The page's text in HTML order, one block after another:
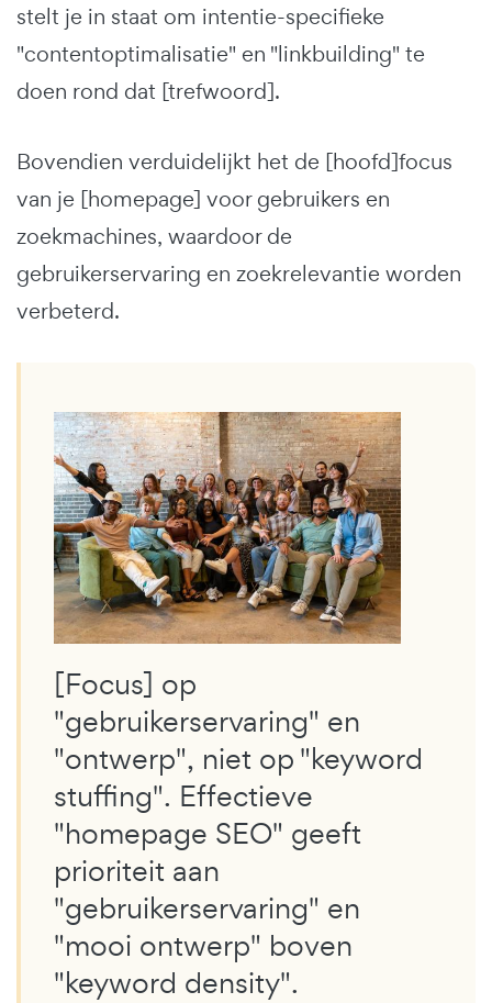
stelt je in staat om intentie-specifieke
"contentoptimalisatie" en "linkbuilding" te
doen rond dat [trefwoord].
Bovendien verduidelijkt het de [hoofd]focus
van je [homepage] voor gebruikers en
zoekmachines, waardoor de
gebruikerservaring en zoekrelevantie worden
verbeterd.
[Focus] op
"gebruikerservaring" en
"ontwerp", niet op "keyword
stuffing". Effectieve
"homepage SEO" geeft
prioriteit aan
"gebruikerservaring" en
"mooi ontwerp" boven
"keyword density".